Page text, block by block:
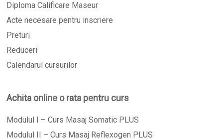
Diploma Calificare Maseur
Acte necesare pentru inscriere
Preturi
Reduceri
Calendarul cursurilor
Achita online o rata pentru curs
Modulul I – Curs Masaj Somatic PLUS
Modulul II – Curs Masaj Reflexogen PLUS